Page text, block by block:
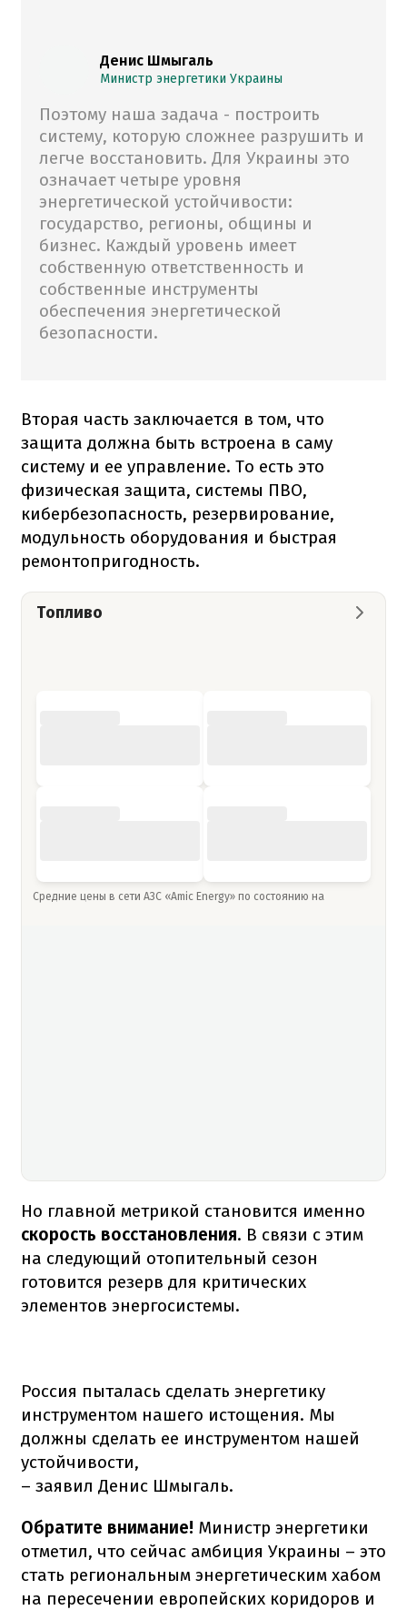
Денис Шмыгаль
Министр энергетики Украины
Поэтому наша задача - построить
систему, которую сложнее разрушить и
легче восстановить. Для Украины это
означает четыре уровня
энергетической устойчивости:
государство, регионы, общины и
бизнес. Каждый уровень имеет
собственную ответственность и
собственные инструменты
обеспечения энергетической
безопасности.
Вторая часть заключается в том, что
защита должна быть встроена в саму
систему и ее управление. То есть это
физическая защита, системы ПВО,
кибербезопасность, резервирование,
модульность оборудования и быстрая
ремонтопригодность.
Топливо
Средние цены в сети АЗС «Amic Energy» по состоянию на
Но главной метрикой становится именно
скорость восстановления. В связи с этим
на следующий отопительный сезон
готовится резерв для критических
элементов энергосистемы.
Россия пыталась сделать энергетику
инструментом нашего истощения. Мы
должны сделать ее инструментом нашей
устойчивости,
– заявил Денис Шмыгаль.
Обратите внимание! Министр энергетики
отметил, что сейчас амбиция Украины – это
стать региональным энергетическим хабом
на пересечении европейских коридоров и